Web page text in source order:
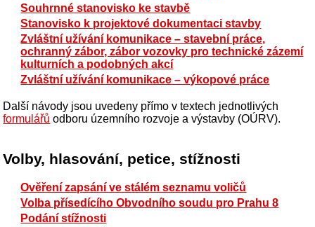
Souhrnné stanovisko ke stavbě
Stanovisko k projektové dokumentaci stavby
Zvláštní užívání komunikace – stavební práce,
ochranný zábor, zábor vozovky pro technické zázemí
kulturních a podobných akcí
Zvláštní užívání komunikace – výkopové práce
Další návody jsou uvedeny přímo v textech jednotlivých
formulářů odboru územního rozvoje a výstavby (OÚRV).
Volby, hlasování, petice, stížnosti
Ověření zapsání ve stálém seznamu voličů
Volba přísedícího Obvodního soudu pro Prahu 8
Podání stížnosti